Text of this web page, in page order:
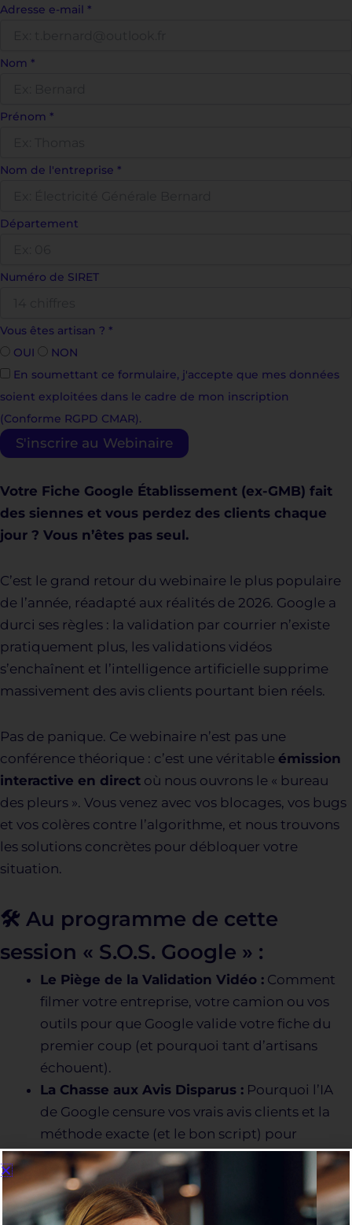
Adresse e-mail *
Nom *
Prénom *
Nom de l'entreprise *
Département
Numéro de SIRET
Vous êtes artisan ? *
OUI
NON
En soumettant ce formulaire, j'accepte que mes données
soient exploitées dans le cadre de mon inscription
(Conforme RGPD CMAR).
S'inscrire au Webinaire
Votre Fiche Google Établissement (ex-GMB) fait
des siennes et vous perdez des clients chaque
jour ? Vous n’êtes pas seul.
C’est le grand retour du webinaire le plus populaire
de l’année, réadapté aux réalités de 2026. Google a
durci ses règles : la validation par courrier n’existe
pratiquement plus, les validations vidéos
s’enchaînent et l’intelligence artificielle supprime
massivement des avis clients pourtant bien réels.
Pas de panique. Ce webinaire n’est pas une
conférence théorique : c’est une véritable émission
interactive en direct où nous ouvrons le « bureau
des pleurs ». Vous venez avec vos blocages, vos bugs
et vos colères contre l’algorithme, et nous trouvons
les solutions concrètes pour débloquer votre
situation.
🛠️ Au programme de cette
session « S.O.S. Google » :
Le Piège de la Validation Vidéo : Comment
filmer votre entreprise, votre camion ou vos
outils pour que Google valide votre fiche du
premier coup (et pourquoi tant d’artisans
échouent).
La Chasse aux Avis Disparus : Pourquoi l’IA
de Google censure vos vrais avis clients et la
méthode exacte (et le bon script) pour
envoyer des liens qui fonctionnent à coup sûr.
Guerre Locale :Comment réagir face à un
concurrent qui triche, qui utilise de faux mots-